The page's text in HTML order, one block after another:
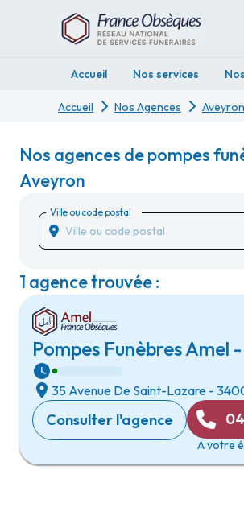
Accueil Nos services
Accueil Nos Agences Aveyron
Nos agences de pompes
Aveyron
Ville ou code postal
1 agence trouvée :
Pompes Funèbres Amel
35 Avenue De Saint-Lazare -
Consulter l'agence
A votre